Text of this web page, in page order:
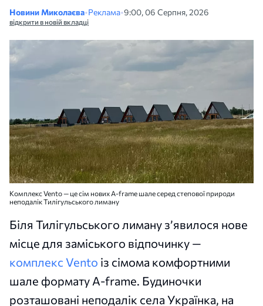
Новини Миколаєва•Реклама•9:00, 06 Серпня, 2026
відкрити в новій вкладці
Комплекс Vento — це сім нових A-frame шале серед степової природи
неподалік Тилігульського лиману
Біля Тилігульського лиману з’явилося нове
місце для заміського відпочинку —
комплекс Vento із сімома комфортними
шале формату A-frame. Будиночки
розташовані неподалік села Українка, на